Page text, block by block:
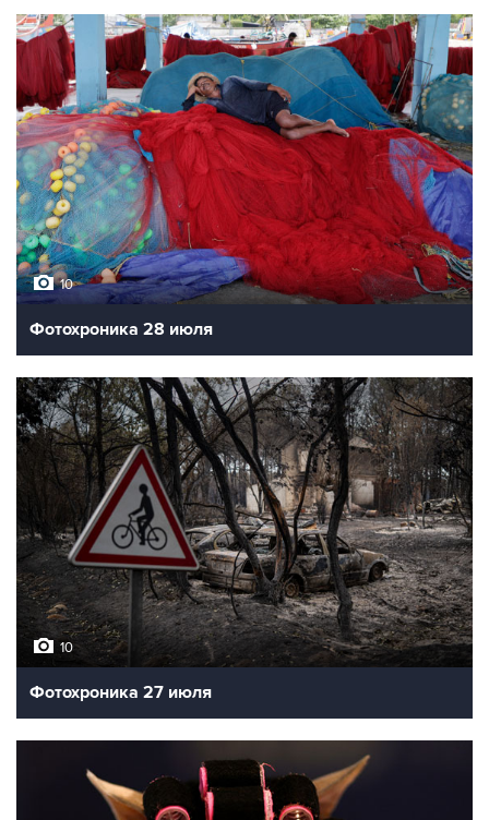
10
Фотохроника 28 июля
10
Фотохроника 27 июля